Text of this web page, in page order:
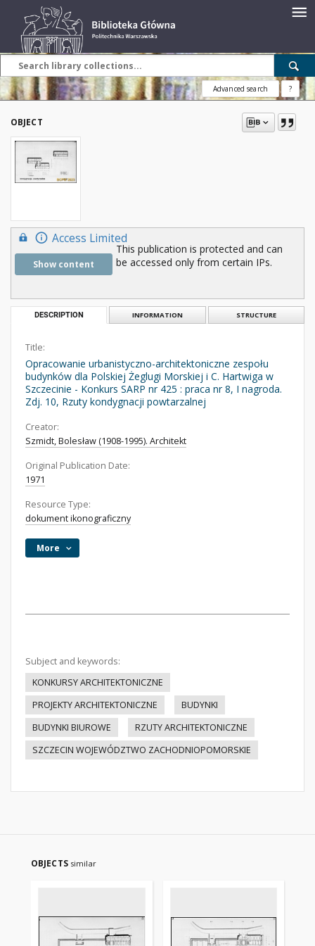
Advanced search ?
OBJECT
Access Limited
Show content
This publication is protected and can
be accessed only from certain IPs.
DESCRIPTION INFORMATION STRUCTURE
Title:
Opracowanie urbanistyczno-architektoniczne zespołu
budynków dla Polskiej Żeglugi Morskiej i C. Hartwiga w
Szczecinie - Konkurs SARP nr 425 : praca nr 8, I nagroda.
Zdj. 10, Rzuty kondygnacji powtarzalnej
Creator:
Szmidt, Bolesław (1908-1995). Architekt
Original Publication Date:
1971
Resource Type:
dokument ikonograficzny
More
Subject and keywords:
KONKURSY ARCHITEKTONICZNE
PROJEKTY ARCHITEKTONICZNE
BUDYNKI
BUDYNKI BIUROWE
RZUTY ARCHITEKTONICZNE
SZCZECIN WOJEWÓDZTWO ZACHODNIOPOMORSKIE
OBJECTS similar